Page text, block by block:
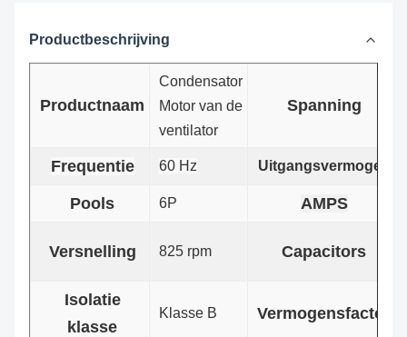
Productbeschrijving
Productnaam
Condensator
Motor van de
ventilator
Spanning
Frequentie 60 Hz Uitgangsvermogen
Pools 6P AMPS
Versnelling 825 rpm Capacitors
Isolatie
klasse
Klasse B Vermogensfactor